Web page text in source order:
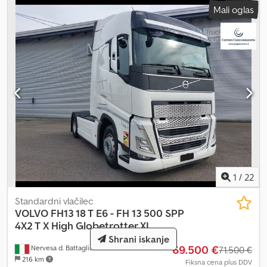
Mali oglas
1 / 22
Nervesa d. Battaglia - Tv
216 km
Standardni vlačilec
VOLVO FH13 18 T E6 - FH 13 500 SPP
4X2 T X High Globetrotter XL
69.500 €71.500 €
Fiksna cena plus DDV
Shrani iskanje